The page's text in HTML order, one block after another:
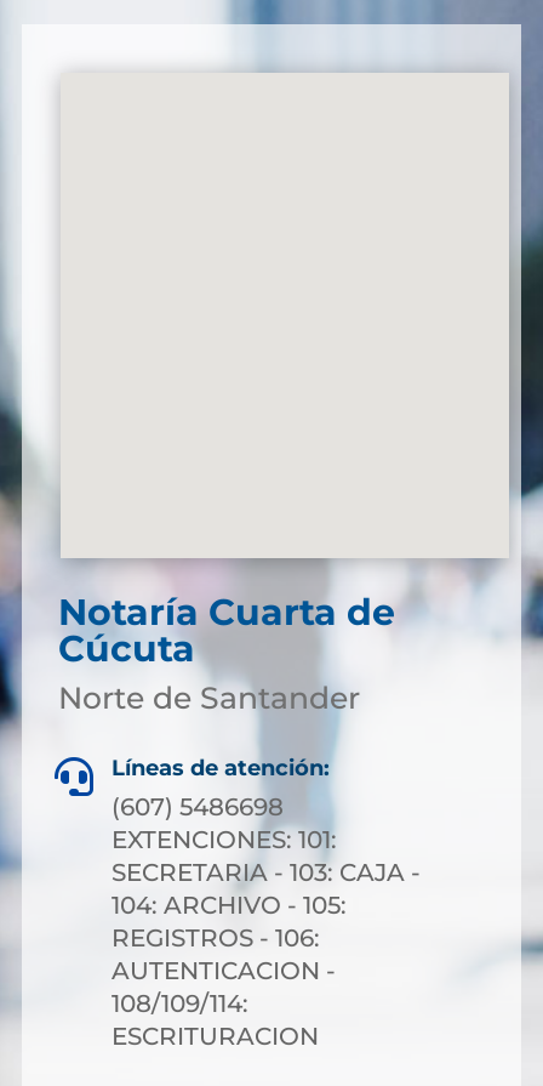
Notaría Cuarta de
Cúcuta
Norte de Santander
 Líneas de atención:
(607) 5486698
EXTENCIONES: 101:
SECRETARIA - 103: CAJA -
104: ARCHIVO - 105:
REGISTROS - 106:
AUTENTICACION -
108/109/114:
ESCRITURACION